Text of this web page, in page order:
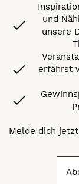
und
unsere
erfährst
Melde dich